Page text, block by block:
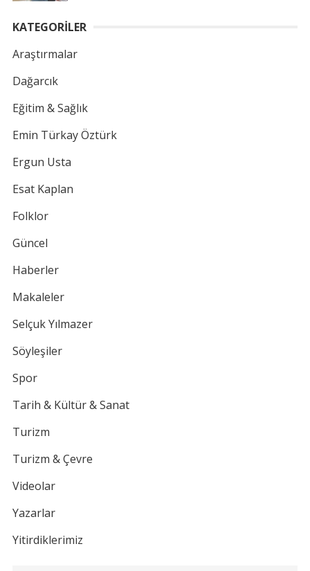
KATEGORİLER
Araştırmalar
Dağarcık
Eğitim & Sağlık
Emin Türkay Öztürk
Ergun Usta
Esat Kaplan
Folklor
Güncel
Haberler
Makaleler
Selçuk Yılmazer
Söyleşiler
Spor
Tarih & Kültür & Sanat
Turizm
Turizm & Çevre
Videolar
Yazarlar
Yitirdiklerimiz